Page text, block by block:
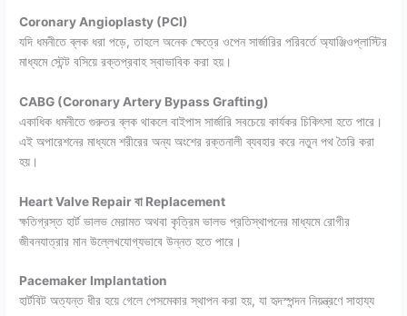
Coronary Angioplasty (PCI)
যদি ধমনীতে ব্লক ধরা পড়ে, তাহলে অনেক ক্ষেত্রে ওপেন সার্জারির পরিবর্তে অ্যাঞ্জিওপ্লাস্টির
মাধ্যমে স্টেন্ট বসিয়ে রক্তপ্রবাহ স্বাভাবিক করা হয়।
CABG (Coronary Artery Bypass Grafting)
একাধিক ধমনীতে গুরুতর ব্লক থাকলে বাইপাস সার্জারি সবচেয়ে কার্যকর চিকিৎসা হতে পারে।
এই অপারেশনের মাধ্যমে শরীরের অন্য অংশের রক্তনালী ব্যবহার করে নতুন পথ তৈরি করা
হয়।
Heart Valve Repair বা Replacement
ক্ষতিগ্রস্ত হার্ট ভালভ মেরামত অথবা কৃত্রিম ভালভ প্রতিস্থাপনের মাধ্যমে রোগীর
জীবনযাত্রার মান উল্লেখযোগ্যভাবে উন্নত হতে পারে।
Pacemaker Implantation
হার্টবিট অত্যন্ত ধীর হয়ে গেলে পেসমেকার স্থাপন করা হয়, যা হৃদস্পন্দন নিয়ন্ত্রণে সাহায্য